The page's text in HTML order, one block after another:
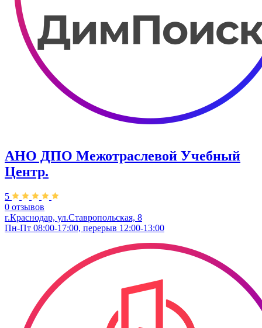
АНО ДПО Межотраслевой Учебный
Центр.
5
0 отзывов
г.Краснодар, ул.Ставропольская, 8
Пн-Пт 08:00-17:00, перерыв 12:00-13:00